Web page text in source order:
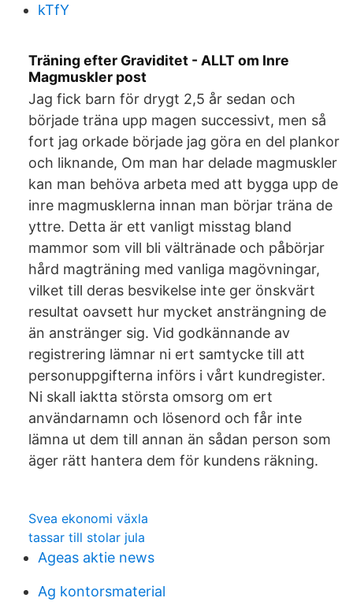
kTfY
Träning efter Graviditet - ALLT om Inre
Magmuskler post
Jag fick barn för drygt 2,5 år sedan och
började träna upp magen successivt, men så
fort jag orkade började jag göra en del plankor
och liknande, Om man har delade magmuskler
kan man behöva arbeta med att bygga upp de
inre magmusklerna innan man börjar träna de
yttre. Detta är ett vanligt misstag bland
mammor som vill bli vältränade och påbörjar
hård magträning med vanliga magövningar,
vilket till deras besvikelse inte ger önskvärt
resultat oavsett hur mycket ansträngning de
än anstränger sig. Vid godkännande av
registrering lämnar ni ert samtycke till att
personuppgifterna införs i vårt kundregister.
Ni skall iaktta största omsorg om ert
användarnamn och lösenord och får inte
lämna ut dem till annan än sådan person som
äger rätt hantera dem för kundens räkning.
Svea ekonomi växla
tassar till stolar jula
Ageas aktie news
Ag kontorsmaterial